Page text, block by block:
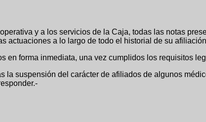
servicios de la Caja, todas las notas
actuaciones a lo largo de todo el historial de su
en forma inmediata, una vez cumplidos los requisitos
la suspensión del carácter de afiliados de algunos